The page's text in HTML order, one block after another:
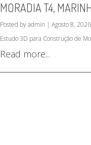
MORADIA T4,
Posted by admin | Agosto 8,
Estudo 3D para Construção de
Read more...